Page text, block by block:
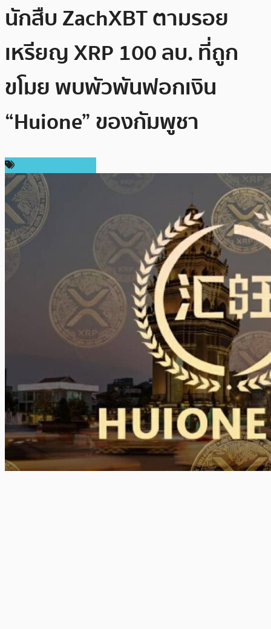
นักสืบ ZachXBT ตามรอย
เหรียญ XRP 100 ลบ. ที่ถูก
ขโมย พบพัวพันฟอกเงิน
“Huione” ของกัมพูชา